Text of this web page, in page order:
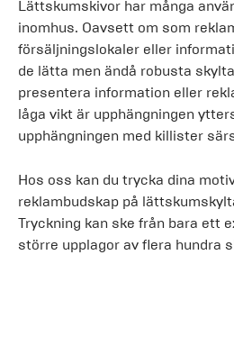
Lättskumskivor har många
inomhus. Oavsett om som
försäljningslokaler eller
de lätta men ändå robusta
presentera information eller
låga vikt är upphängningen
upphängningen med killister
Hos oss kan du trycka dina
reklambudskap på
Tryckning kan ske från bara ett
större upplagor av flera hundra